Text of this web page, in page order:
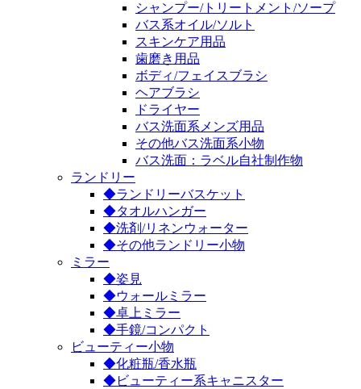
シャンプー/トリートメント/ソープ
バス系オイル/ソルト
スキンケア用品
歯磨き用品
ボディ/フェイスブラシ
ヘアブラシ
ドライヤー
バス洗面系メンズ用品
その他バス洗面系小物
バス洗面：ラベル自社制作物
ランドリー
◆ランドリーバスケット
◆タオルハンガー
◆洗剤/リネンウォーター
◆その他ランドリー小物
ミラー
◆姿見
◆ウォールミラー
◆卓上ミラー
◆手鏡/コンパクト
ビューティー小物
◆化粧瓶/香水瓶
◆ビューティー系キャニスター